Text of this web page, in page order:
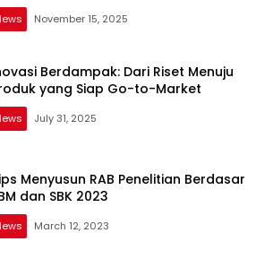
November 15, 2025
Berdampak: Dari Riset Menuju
yang Siap Go-to-Market
July 31, 2025
Menyusun RAB Penelitian Berdasar
dan SBK 2023
March 12, 2023